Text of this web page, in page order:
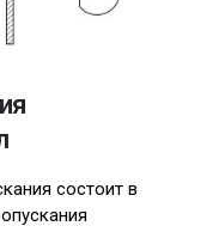
состоит в